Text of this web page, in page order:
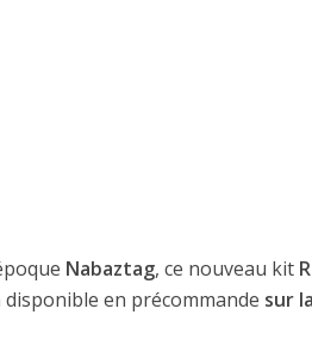
Nabaztag, ce nouveau kit
disponible en précommande sur